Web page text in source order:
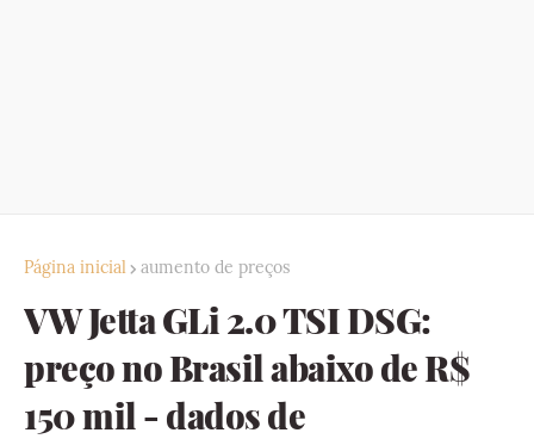
Página inicial aumento de preços
VW Jetta GLi 2.0 TSI DSG:
preço no Brasil abaixo de R$
150 mil - dados de